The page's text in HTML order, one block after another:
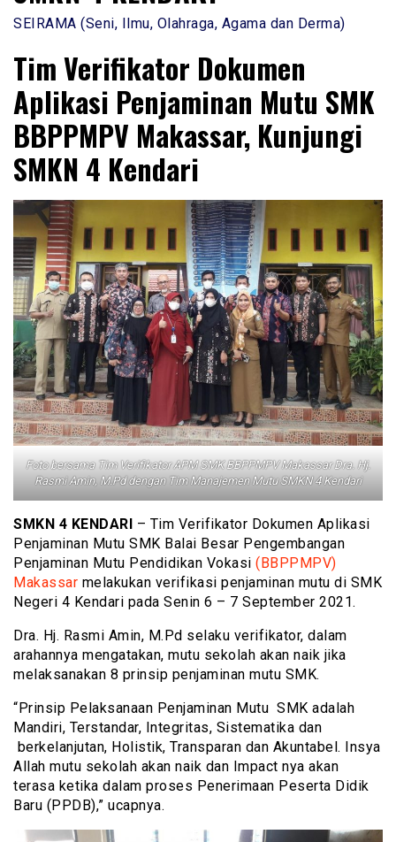
SEIRAMA (Seni, Ilmu, Olahraga, Agama dan Derma)
Tim Verifikator Dokumen
Aplikasi Penjaminan Mutu SMK
BBPPMPV Makassar, Kunjungi
SMKN 4 Kendari
Foto bersama Tim Verifikator APM SMK BBPPMPV Makassar Dra. Hj.
Rasmi Amin, M.Pd dengan Tim Manajemen Mutu SMKN 4 Kendari
SMKN 4 KENDARI – Tim Verifikator Dokumen Aplikasi
Penjaminan Mutu SMK Balai Besar Pengembangan
Penjaminan Mutu Pendidikan Vokasi (BBPPMPV)
Makassar melakukan verifikasi penjaminan mutu di SMK
Negeri 4 Kendari pada Senin 6 – 7 September 2021.
Dra. Hj. Rasmi Amin, M.Pd selaku verifikator, dalam
arahannya mengatakan, mutu sekolah akan naik jika
melaksanakan 8 prinsip penjaminan mutu SMK.
“Prinsip Pelaksanaan Penjaminan Mutu SMK adalah
Mandiri, Terstandar, Integritas, Sistematika dan
berkelanjutan, Holistik, Transparan dan Akuntabel. Insya
Allah mutu sekolah akan naik dan Impact nya akan
terasa ketika dalam proses Penerimaan Peserta Didik
Baru (PPDB),” ucapnya.